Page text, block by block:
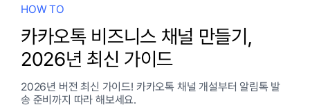
HOW TO
카카오톡 비즈니스 채널 만들기,
2026년 최신 가이드
2026년 버전 최신 가이드! 카카오톡 채널 개설부터 알림톡 발
송 준비까지 따라 해보세요.